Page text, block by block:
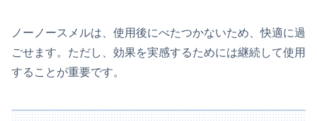
ノーノースメルは、使用後にべたつかないため、快適に過
ごせます。ただし、効果を実感するためには継続して使用
することが重要です。